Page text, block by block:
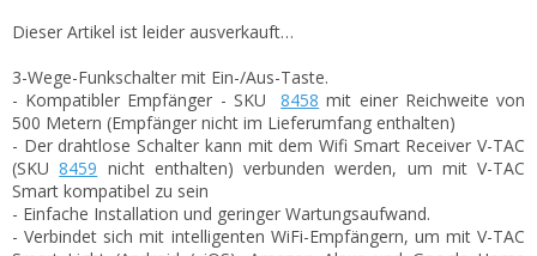
Dieser Artikel ist leider ausverkauft…
3-Wege-Funkschalter mit Ein-/Aus-Taste.
- Kompatibler Empfänger - SKU8458 mit einer Reichweite von
500 Metern (Empfänger nicht im Lieferumfang enthalten)
- Der drahtlose Schalter kann mit dem Wifi Smart Receiver V-TAC
(SKU8459 nicht enthalten) verbunden werden, um mit V-TAC
Smart kompatibel zu sein
- Einfache Installation und geringer Wartungsaufwand.
- Verbindet sich mit intelligenten WiFi-Empfängern, um mit V-TAC